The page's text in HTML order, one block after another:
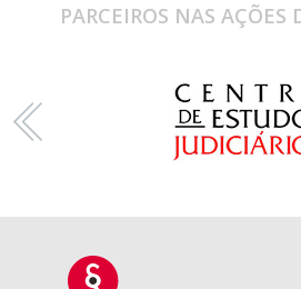
PARCEIROS NAS AÇÕES